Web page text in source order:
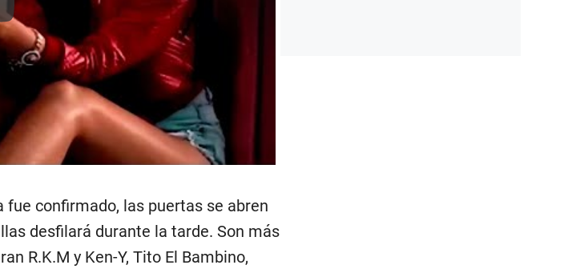
confirmado, las puertas se abren
desfilará durante la tarde. Son más
R.K.M y Ken-Y, Tito El Bambino,